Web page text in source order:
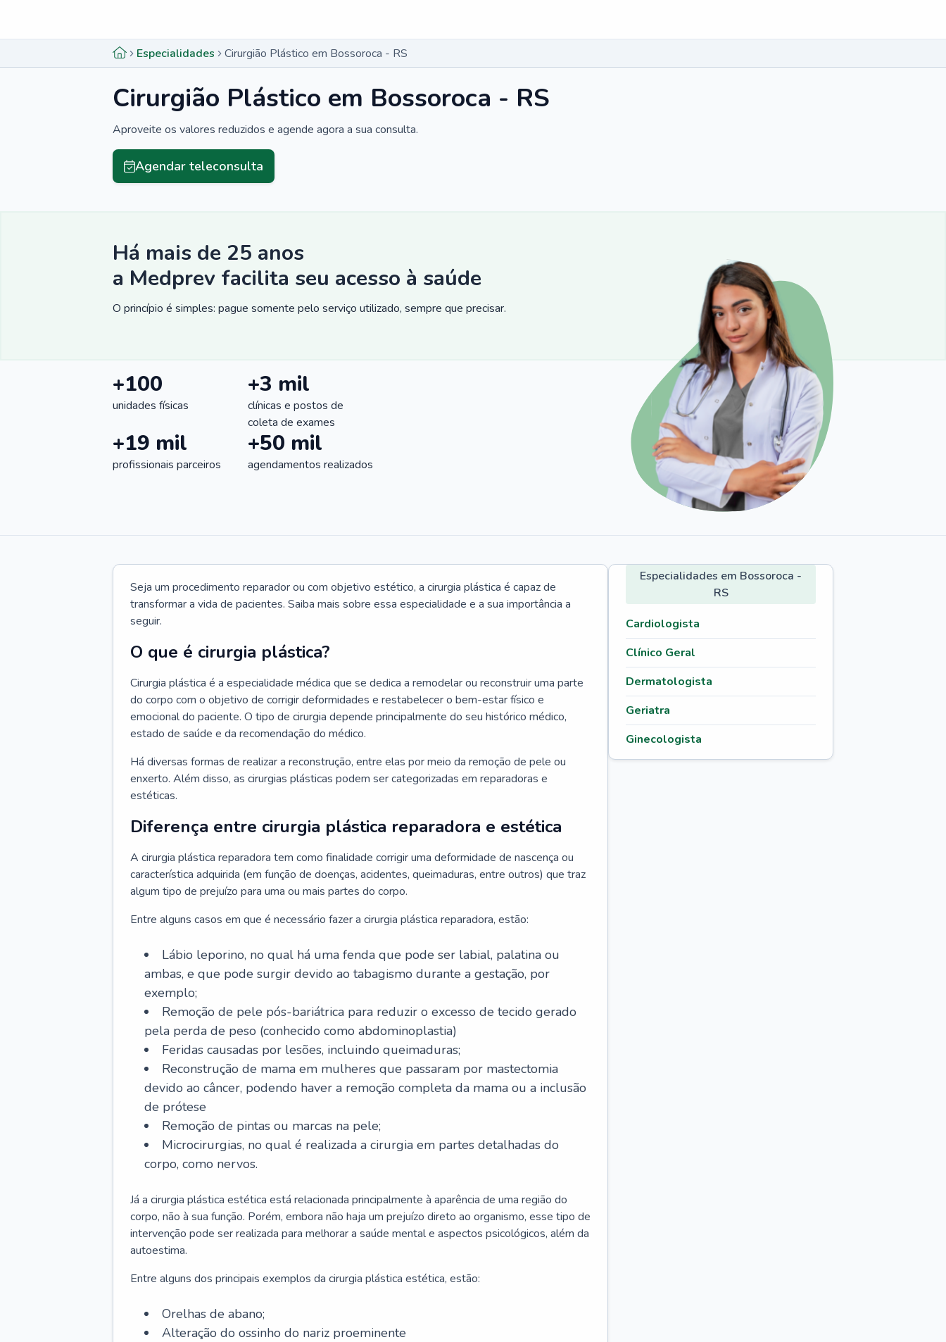
Especialidades Cirurgião Plástico em Bossoroca - RS
Cirurgião Plástico em Bossoroca - RS
Aproveite os valores reduzidos e agende agora a sua consulta.
Agendar teleconsulta
Há mais de 25 anos
a Medprev facilita seu acesso à saúde
O princípio é simples: pague somente pelo serviço utilizado, sempre que precisar.
+100
unidades físicas
+3 mil
clínicas e postos de
coleta de exames
+19 mil
profissionais parceiros
+50 mil
agendamentos realizados
Seja um procedimento reparador ou com objetivo estético, a cirurgia plástica é capaz de
transformar a vida de pacientes. Saiba mais sobre essa especialidade e a sua importância a
seguir.
O que é cirurgia plástica?
Cirurgia plástica é a especialidade médica que se dedica a remodelar ou reconstruir uma parte
do corpo com o objetivo de corrigir deformidades e restabelecer o bem-estar físico e
emocional do paciente. O tipo de cirurgia depende principalmente do seu histórico médico,
estado de saúde e da recomendação do médico.
Há diversas formas de realizar a reconstrução, entre elas por meio da remoção de pele ou
enxerto. Além disso, as cirurgias plásticas podem ser categorizadas em reparadoras e
estéticas.
Diferença entre cirurgia plástica reparadora e estética
A cirurgia plástica reparadora tem como finalidade corrigir uma deformidade de nascença ou
característica adquirida (em função de doenças, acidentes, queimaduras, entre outros) que traz
algum tipo de prejuízo para uma ou mais partes do corpo.
Entre alguns casos em que é necessário fazer a cirurgia plástica reparadora, estão:
Lábio leporino, no qual há uma fenda que pode ser labial, palatina ou
ambas, e que pode surgir devido ao tabagismo durante a gestação, por
exemplo;
Remoção de pele pós-bariátrica para reduzir o excesso de tecido gerado
pela perda de peso (conhecido como abdominoplastia)
Feridas causadas por lesões, incluindo queimaduras;
Reconstrução de mama em mulheres que passaram por mastectomia
devido ao câncer, podendo haver a remoção completa da mama ou a inclusão
de prótese
Remoção de pintas ou marcas na pele;
Microcirurgias, no qual é realizada a cirurgia em partes detalhadas do
corpo, como nervos.
Já a cirurgia plástica estética está relacionada principalmente à aparência de uma região do
corpo, não à sua função. Porém, embora não haja um prejuízo direto ao organismo, esse tipo de
intervenção pode ser realizada para melhorar a saúde mental e aspectos psicológicos, além da
autoestima.
Entre alguns dos principais exemplos da cirurgia plástica estética, estão:
Orelhas de abano;
Alteração do ossinho do nariz proeminente
Especialidades em Bossoroca -
RS
Cardiologista
Clínico Geral
Dermatologista
Geriatra
Ginecologista